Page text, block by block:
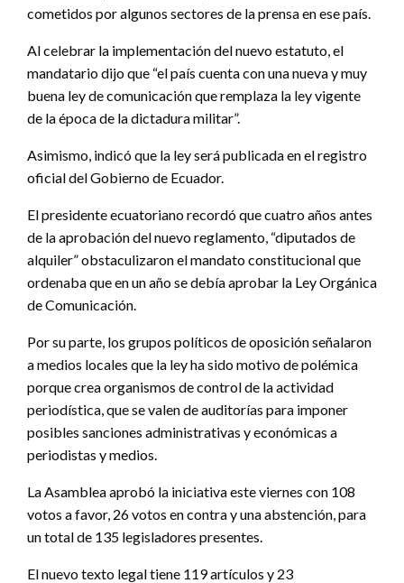
cometidos por algunos sectores de la prensa en ese país.
Al celebrar la implementación del nuevo estatuto, el
mandatario dijo que “el país cuenta con una nueva y muy
buena ley de comunicación que remplaza la ley vigente
de la época de la dictadura militar”.
Asimismo, indicó que la ley será publicada en el registro
oficial del Gobierno de Ecuador.
El presidente ecuatoriano recordó que cuatro años antes
de la aprobación del nuevo reglamento, “diputados de
alquiler” obstaculizaron el mandato constitucional que
ordenaba que en un año se debía aprobar la Ley Orgánica
de Comunicación.
Por su parte, los grupos políticos de oposición señalaron
a medios locales que la ley ha sido motivo de polémica
porque crea organismos de control de la actividad
periodística, que se valen de auditorías para imponer
posibles sanciones administrativas y económicas a
periodistas y medios.
La Asamblea aprobó la iniciativa este viernes con 108
votos a favor, 26 votos en contra y una abstención, para
un total de 135 legisladores presentes.
El nuevo texto legal tiene 119 artículos y 23